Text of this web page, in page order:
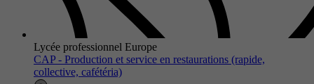
Lycée professionnel Europe
CAP - Production et service en restaurations (rapide,
collective, cafétéria)